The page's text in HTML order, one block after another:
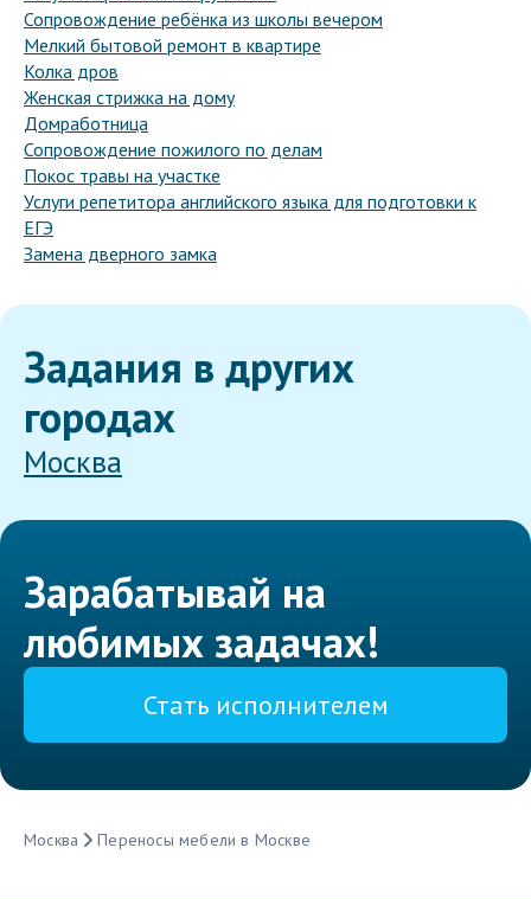
Сопровождение ребёнка из школы вечером
Мелкий бытовой ремонт в квартире
Колка дров
Женская стрижка на дому
Домработница
Сопровождение пожилого по делам
Покос травы на участке
Услуги репетитора английского языка для подготовки к
ЕГЭ
Замена дверного замка
Задания в других
городах
Москва
Зарабатывай на
любимых задачах!
Стать исполнителем
Москва Переносы мебели в Москве